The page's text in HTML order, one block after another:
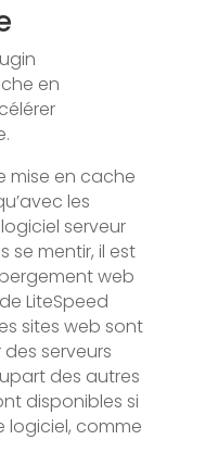
en
mise en cache
les
serveur
se mentir, il est
web
LiteSpeed
sites web sont
serveurs
des autres
disponibles si
logiciel, comme